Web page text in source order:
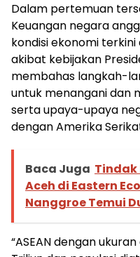
Dalam pertemuan
Keuangan negara
kondisi ekonomi
akibat kebijakan
membahas langkah-
untuk menangani dan
serta upaya-upaya
dengan Amerika
Baca Juga
Aceh di Eastern
Nanggroe Temui
“ASEAN dengan